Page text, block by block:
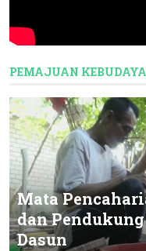
PEMAJUAN
Mata
dan
Dasun